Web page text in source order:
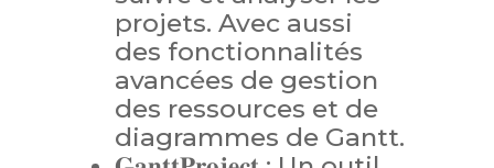
projets. Avec aussi
des fonctionnalités
avancées de gestion
des ressources et de
diagrammes de Gantt.